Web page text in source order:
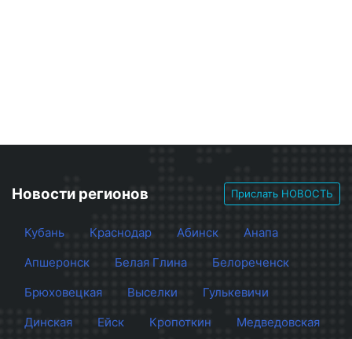
Новости регионов Прислать НОВОСТЬ
Кубань Краснодар Абинск
Анапа
Апшеронск
Белая Глина
Белореченск
Брюховецкая
Выселки
Гулькевичи
Динская
Ейск Кропоткин
Медведовская